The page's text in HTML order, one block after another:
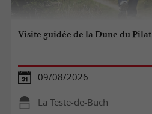
Visite guidée de la Dune du Pilat
09/08/2026
La Teste-de-Buch